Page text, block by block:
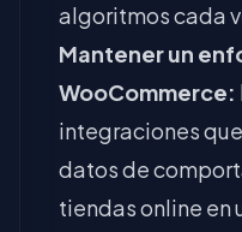
algoritmos cada
Mantener un
WooCommerce:
integraciones
datos de
tiendas online en